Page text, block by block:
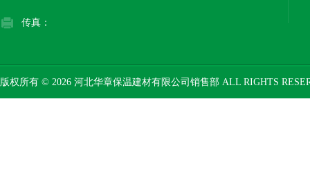
传真：
版权所有 © 2026 河北华章保温建材有限公司销售部 ALL RIGHTS